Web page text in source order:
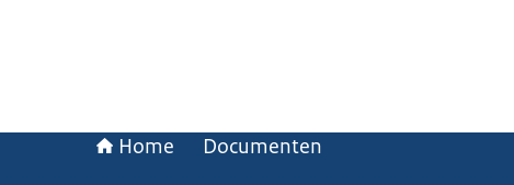
Home Documenten